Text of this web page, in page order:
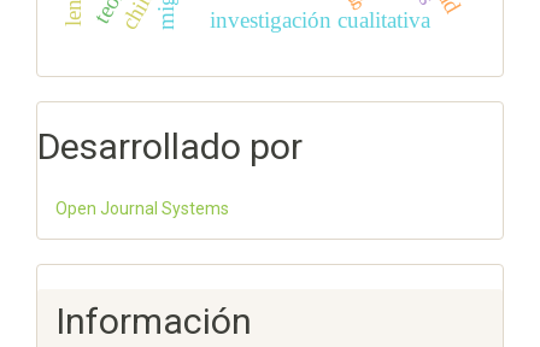
investigación cualitativa
Desarrollado por
Open Journal Systems
Información